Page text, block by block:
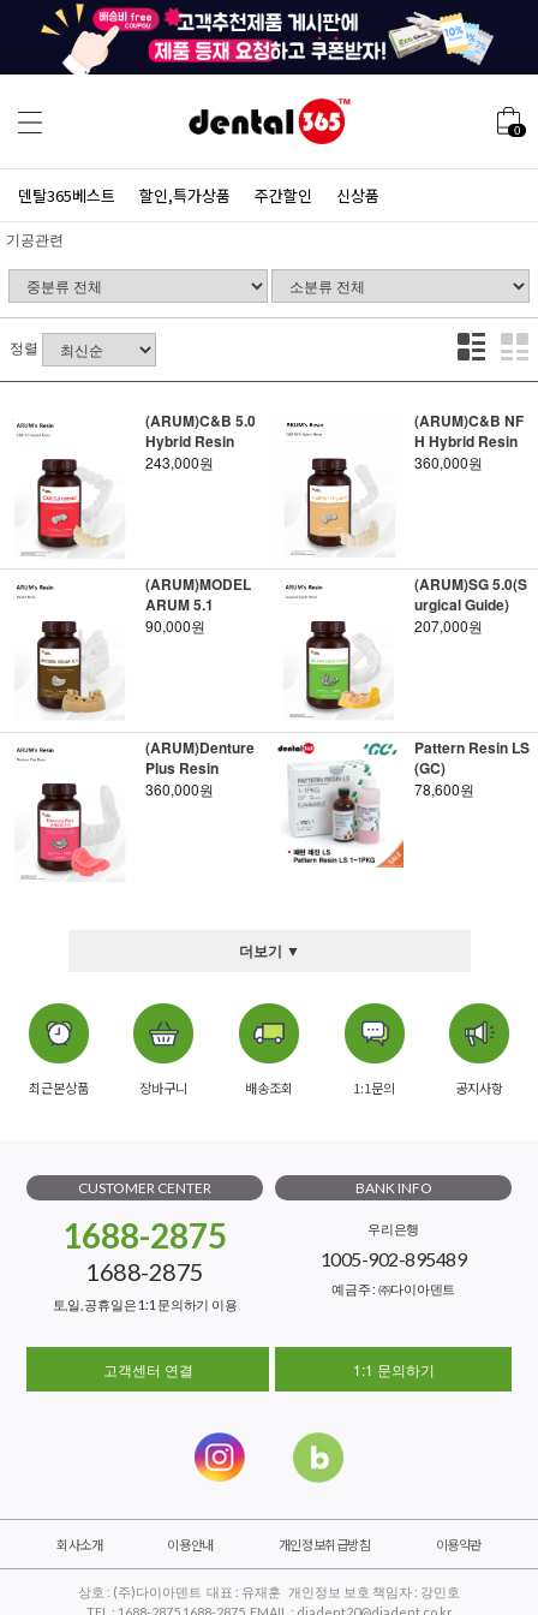
0
덴탈365베스트 할인,특가상품 주간할인 신상품
기공관련
정렬
(ARUM)C&B 5.0
Hybrid Resin
243,000원
(ARUM)C&B NF
H Hybrid Resin
360,000원
(ARUM)MODEL
ARUM 5.1
90,000원
(ARUM)SG 5.0(S
urgical Guide)
207,000원
(ARUM)Denture
Plus Resin
360,000원
Pattern Resin LS
(GC)
78,600원
더보기 ▼
최근본상품 장바구니 배송조회 1:1문의 공지사항
CUSTOMER CENTER
1688-2875
1688-2875
토,일, 공휴일은 1:1 문의하기 이용
BANK INFO
우리은행
1005-902-895489
예금주 : ㈜다이아덴트
고객센터 연결 1:1 문의하기
회사소개 이용안내 개인정보취급방침 이용약관
상호 : (주)다이아덴트 대표 : 유재훈 개인정보 보호 책임자 : 강민호